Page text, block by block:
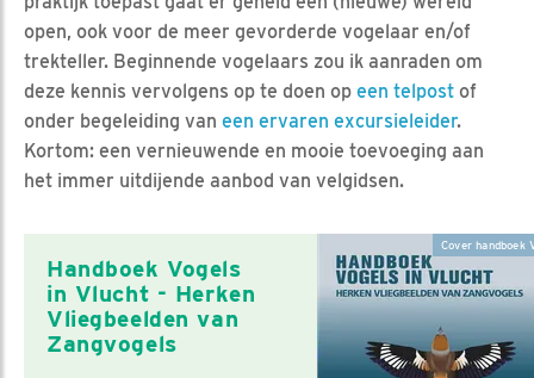
open, ook voor de meer gevorderde vogelaar en/of
trekteller. Beginnende vogelaars zou ik aanraden om
deze kennis vervolgens op te doen op een telpost of
onder begeleiding van een ervaren excursieleider.
Kortom: een vernieuwende en mooie toevoeging aan
het immer uitdijende aanbod van velgidsen.
Cover handboek
Handboek Vogels
in Vlucht - Herken
Vliegbeelden van
Zangvogels